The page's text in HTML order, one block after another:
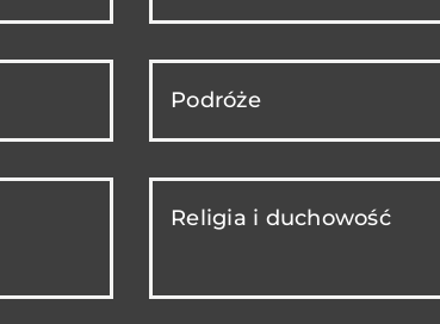
Podróże
Religia i duchowość